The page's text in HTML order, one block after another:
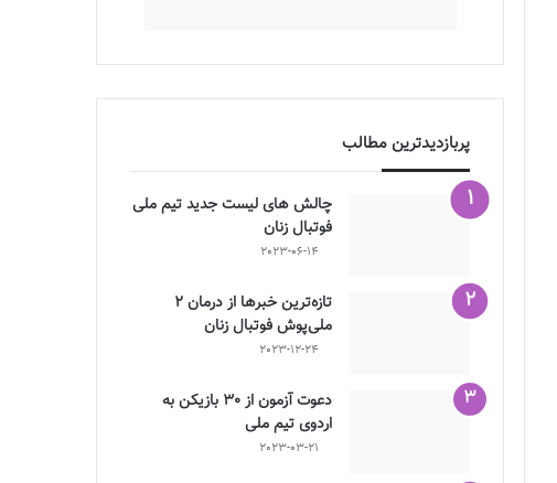
پربازدیدترین مطالب
چالش هاى ليست جدید تيم ملى
فوتبال زنان
2023-06-14
تازه‌ترین خبرها از درمان ۲
ملی‌پوش فوتبال زنان
2023-12-24
دعوت آزمون از 30 بازیکن به
اردوی تیم ملی
2023-03-21